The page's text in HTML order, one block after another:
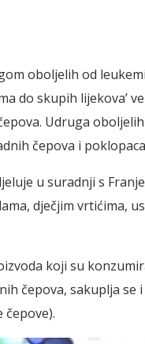
oboljelih od
do skupih lijekova’
Udruga
čepova i
u suradnji s
dječjim vrtićima,
koji su
čepova, sakuplja